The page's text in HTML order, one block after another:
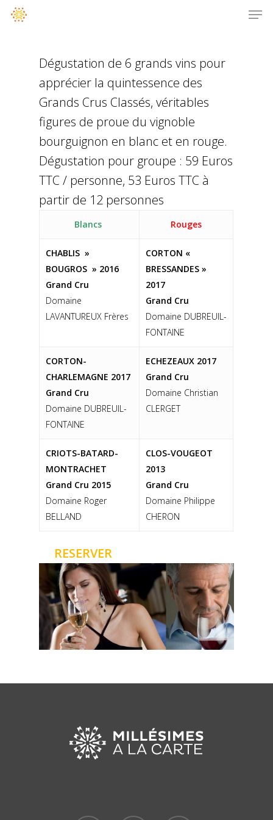
Dégustation de 6 grands vins pour
apprécier la quintessence des
Grands Crus Classés, véritables
figures de proue du vignoble
bourguignon en blanc et en rouge.
Dégustation pour groupe : 59 Euros
TTC / personne, 53 Euros TTC à
partir de 12 personnes
Blancs Rouges
CHABLIS »
BOUGROS » 2016
Grand Cru
Domaine
LAVANTUREUX Frères
CORTON «
BRESSANDES »
2017
Grand Cru
Domaine DUBREUIL-
FONTAINE
CORTON-
CHARLEMAGNE 2017
Grand Cru
Domaine DUBREUIL-
FONTAINE
ECHEZEAUX 2017
Grand Cru
Domaine Christian
CLERGET
CRIOTS-BATARD-
MONTRACHET
Grand Cru 2015
Domaine Roger
BELLAND
CLOS-VOUGEOT
2013
Grand Cru
Domaine Philippe
CHERON
RESERVER